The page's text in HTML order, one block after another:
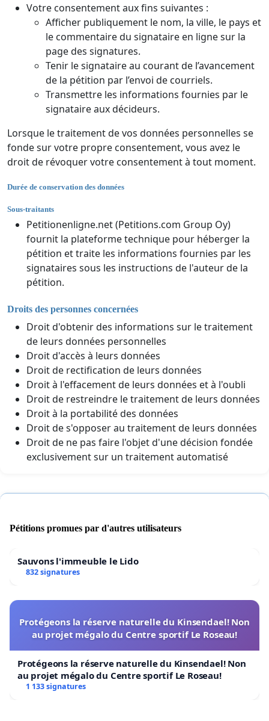
Votre consentement aux fins suivantes :
Afficher publiquement le nom, la ville, le pays et
le commentaire du signataire en ligne sur la
page des signatures.
Tenir le signataire au courant de l’avancement
de la pétition par l’envoi de courriels.
Transmettre les informations fournies par le
signataire aux décideurs.
Lorsque le traitement de vos données personnelles se
fonde sur votre propre consentement, vous avez le
droit de révoquer votre consentement à tout moment.
Durée de conservation des données
Sous-traitants
Petitionenligne.net (Petitions.com Group Oy)
fournit la plateforme technique pour héberger la
pétition et traite les informations fournies par les
signataires sous les instructions de l'auteur de la
pétition.
Droits des personnes concernées
Droit d'obtenir des informations sur le traitement
de leurs données personnelles
Droit d'accès à leurs données
Droit de rectification de leurs données
Droit à l'effacement de leurs données et à l'oubli
Droit de restreindre le traitement de leurs données
Droit à la portabilité des données
Droit de s'opposer au traitement de leurs données
Droit de ne pas faire l'objet d'une décision fondée
exclusivement sur un traitement automatisé
Pétitions promues par d'autres utilisateurs
Sauvons l'immeuble le Lido
832 signatures
Protégeons la réserve naturelle du Kinsendael! Non
au projet mégalo du Centre sportif Le Roseau!
Protégeons la réserve naturelle du Kinsendael! Non
au projet mégalo du Centre sportif Le Roseau!
1 133 signatures